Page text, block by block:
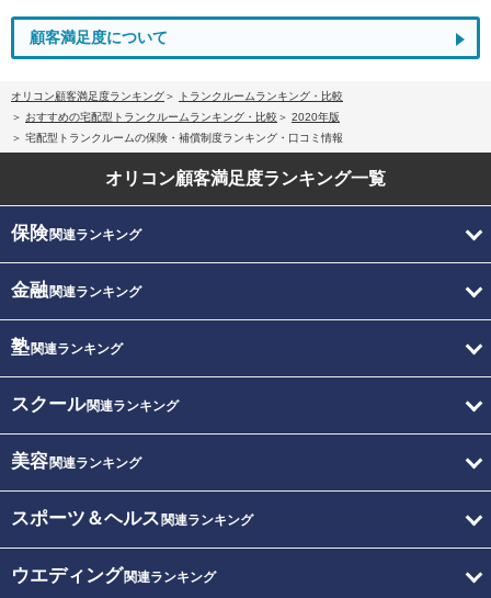
顧客満足度について
オリコン顧客満足度ランキング
トランクルームランキング・比較
おすすめの宅配型トランクルームランキング・比較
2020年版
宅配型トランクルームの保険・補償制度ランキング・口コミ情報
オリコン顧客満足度ランキング一覧
保険関連ランキング
金融関連ランキング
塾関連ランキング
スクール関連ランキング
美容関連ランキング
スポーツ＆ヘルス 関連ランキング
ウエディング関連ランキング